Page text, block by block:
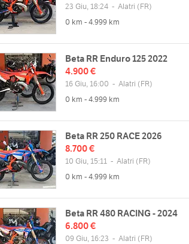
23 Giu, 18:24 - Alatri (FR)
0 km - 4.999 km
Beta RR Enduro 125 2022
4.900 €
16 Giu, 16:00 - Alatri (FR)
0 km - 4.999 km
Beta RR 250 RACE 2026
8.700 €
10 Giu, 15:11 - Alatri (FR)
0 km - 4.999 km
Beta RR 480 RACING - 2024
6.800 €
09 Giu, 16:23 - Alatri (FR)